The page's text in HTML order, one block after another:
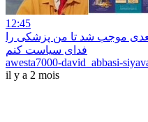
12:45
موجب شد تا من پزشکی را
فدای سیاست کنم
awesta7000-david_abbasi-
il y a 2 mois